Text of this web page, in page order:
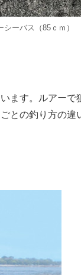
ーバス（85ｃｍ）
ます。ルアーで
との釣り方の違